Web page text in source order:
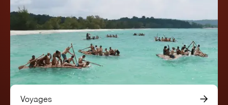
Voyages